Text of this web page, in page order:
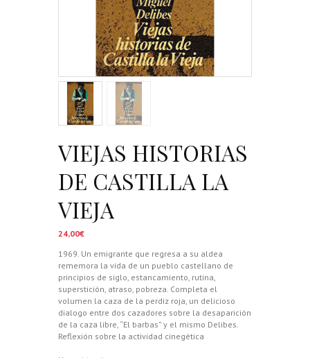
VIEJAS HISTORIAS
DE CASTILLA LA
VIEJA
24,00€
1969. Un emigrante que regresa a su aldea
rememora la vida de un pueblo castellano de
principios de siglo, estancamiento, rutina,
superstición, atraso, pobreza. Completa el
volumen la caza de la perdiz roja, un delicioso
dialogo entre dos cazadores sobre la desaparición
de la caza libre, “El barbas” y el mismo Delibes.
Reflexión sobre la actividad cinegética